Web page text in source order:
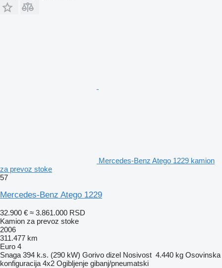
Mercedes-Benz Atego 1229 kamion
za prevoz stoke
57
Mercedes-Benz Atego 1229
32.900 € ≈ 3.861.000 RSD
Kamion za prevoz stoke
2006
311.477 km
Euro 4
Snaga 394 k.s. (290 kW) Gorivo dizel Nosivost 4.440 kg Osovinska
konfiguracija 4x2 Ogibljenje gibanj/pneumatski